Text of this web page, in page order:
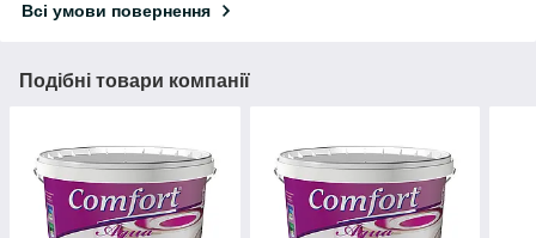
Всі умови повернення
Подібні товари компанії